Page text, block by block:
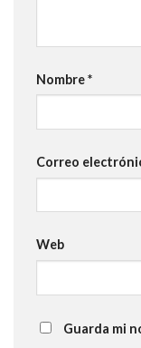
Nombre*
Correo
Web
Guarda mi